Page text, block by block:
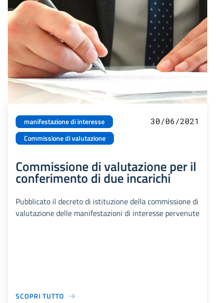
manifestazione di interesse
Commissione di valutazione
30/06/2021
Commissione di valutazione per il
conferimento di due incarichi
Pubblicato il decreto di istituzione della commissione di
valutazione delle manifestazioni di interesse pervenute
SCOPRI TUTTO